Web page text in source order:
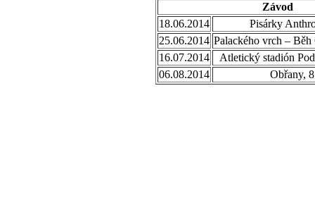
Závod
18.06.2014
Pisárky
25.06.2014 Palackého vrch –
16.07.2014
Atletický stadión
06.08.2014
Obřany,